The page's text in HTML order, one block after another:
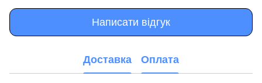
Написати відгук
Доставка Оплата